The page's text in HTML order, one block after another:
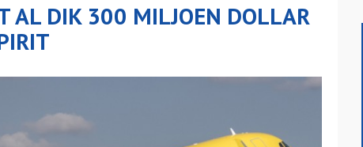
AL DIK 300 MILJOEN DOLLAR